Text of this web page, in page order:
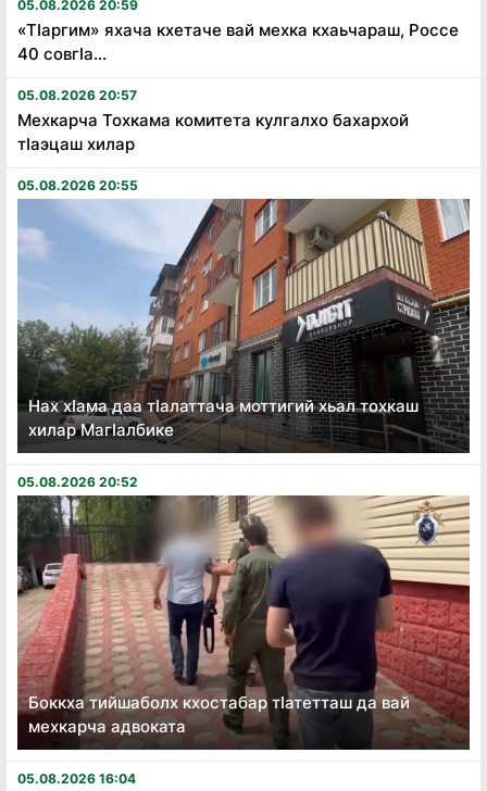
05.08.2026 20:59
«Тӏаргим» яхача кхетаче вай мехка кхаьчараш, Россе
40 совгӏа...
05.08.2026 20:57
Мехкарча Тохкама комитета кулгалхо бахархой
тӏаэцаш хилар
05.08.2026 20:55
Нах хӏама даа тӏалаттача моттигий хьал тохкаш
хилар Магӏалбике
05.08.2026 20:52
Боккха тийшаболх кхостабар тӏатетташ да вай
мехкарча адвоката
05.08.2026 16:04